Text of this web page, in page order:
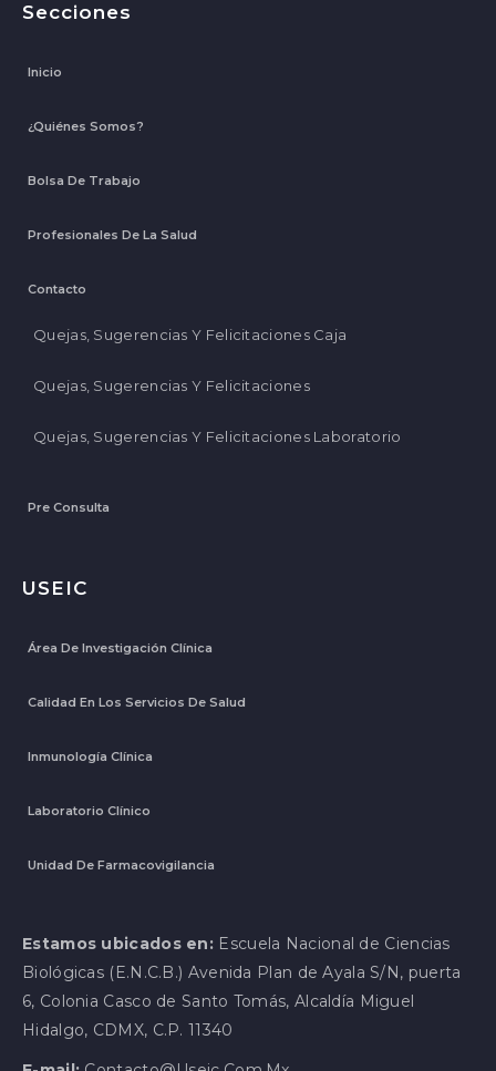
Secciones
Inicio
¿Quiénes Somos?
Bolsa De Trabajo
Profesionales De La Salud
Contacto
Quejas, Sugerencias Y Felicitaciones Caja
Quejas, Sugerencias Y Felicitaciones
Quejas, Sugerencias Y Felicitaciones Laboratorio
Pre Consulta
USEIC
Área De Investigación Clínica
Calidad En Los Servicios De Salud
Inmunología Clínica
Laboratorio Clínico
Unidad De Farmacovigilancia
Estamos ubicados en: Escuela Nacional de Ciencias
Biológicas (E.N.C.B.) Avenida Plan de Ayala S/N, puerta
6, Colonia Casco de Santo Tomás, Alcaldía Miguel
Hidalgo, CDMX, C.P. 11340